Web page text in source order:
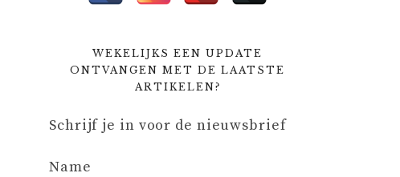
WEKELIJKS EEN UPDATE
ONTVANGEN MET DE LAATSTE
ARTIKELEN?
Schrijf je in voor de nieuwsbrief
Name